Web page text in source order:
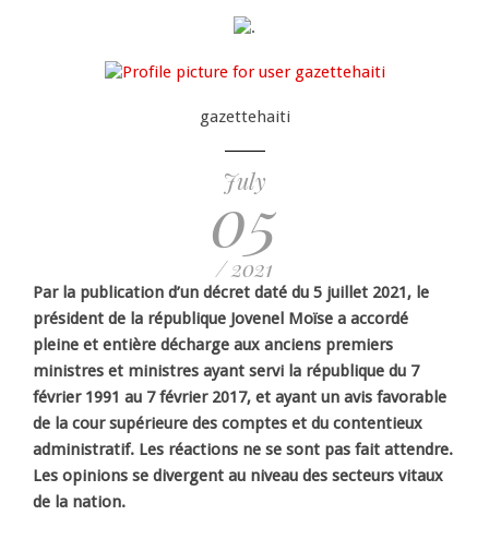
gazettehaiti
July
05
/ 2021
Par la publication d’un décret daté du 5 juillet 2021, le
président de la république Jovenel Moïse a accordé
pleine et entière décharge aux anciens premiers
ministres et ministres ayant servi la république du 7
février 1991 au 7 février 2017, et ayant un avis favorable
de la cour supérieure des comptes et du contentieux
administratif. Les réactions ne se sont pas fait attendre.
Les opinions se divergent au niveau des secteurs vitaux
de la nation.